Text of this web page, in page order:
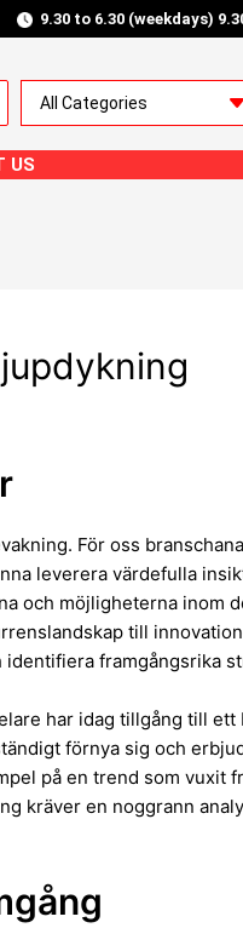
9.30 to 6.30 (weekdays)
US
För oss
leverera värdefulla
och möjligheterna inom
till
framgångsrika
har idag tillgång till
förnya sig och
på en trend som vuxit
kräver en noggrann